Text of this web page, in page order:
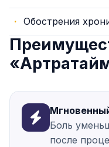
Обострения
Боль
после